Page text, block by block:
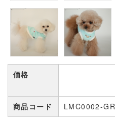
価格
商品コード
LMC0002-GR